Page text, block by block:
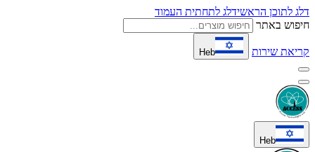
דלג לתוכן הראשידלג לתחתית העמוד
חיפוש באתר
קריאת שירות Heb
Heb